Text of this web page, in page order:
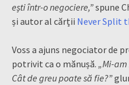
ești într-o negociere,”spune
și autor al cărții Never Split
Voss a ajuns negociator de
potrivit ca o mănușă. „Mi-
Cât de greu poate să fie?”